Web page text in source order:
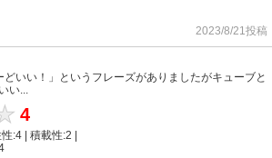
2023/8/21投稿
いい！」というフレーズがありましたがキューブと
い...
4
:4 | 積載性:2 |